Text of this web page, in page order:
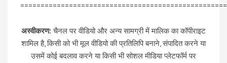
अस्वीकरण: चैनल पर वीडियो और अन्य सामग्री में मालिक का कॉपीराइट
शामिल है, किसी को भी मूल वीडियो की प्रतिलिपि बनाने, संपादित करने या
उसमें कोई बदलाव करने या किसी भी सोशल मीडिया प्लेटफॉर्म पर